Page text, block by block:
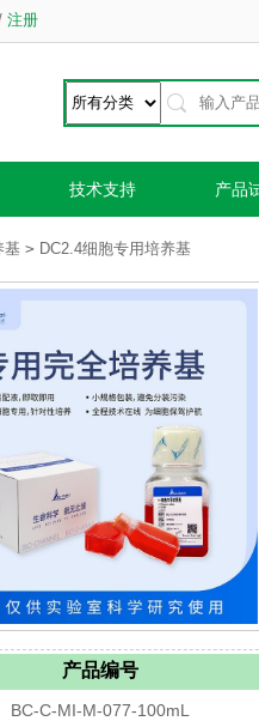
注册
技术支持 产品
基 > DC2.4细胞专用培养基
产品编号
BC-C-MI-M-077-100mL